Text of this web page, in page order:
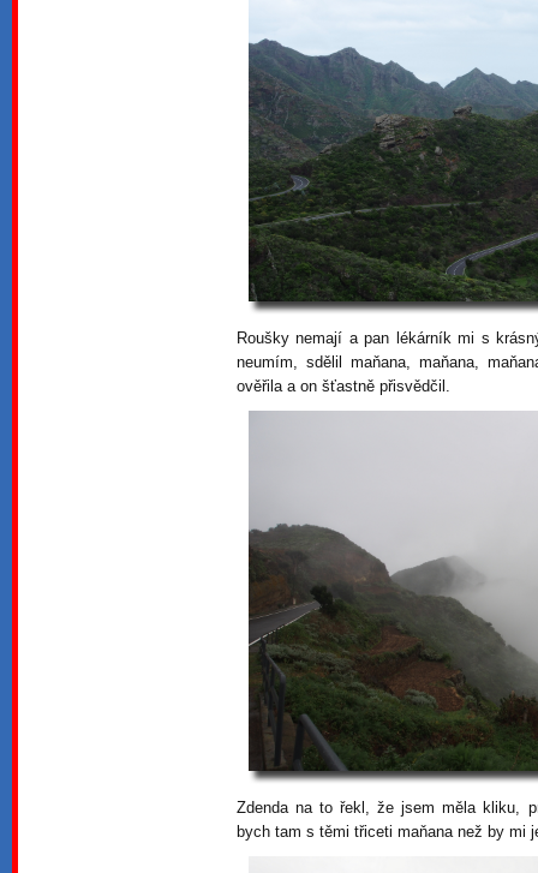
Roušky nemají a pan lékárník mi s
neumím, sdělil maňana, maňana,
ověřila a on šťastně přisvědčil.
Zdenda na to řekl, že jsem měla kliku,
bych tam s těmi třiceti maňana než by mi